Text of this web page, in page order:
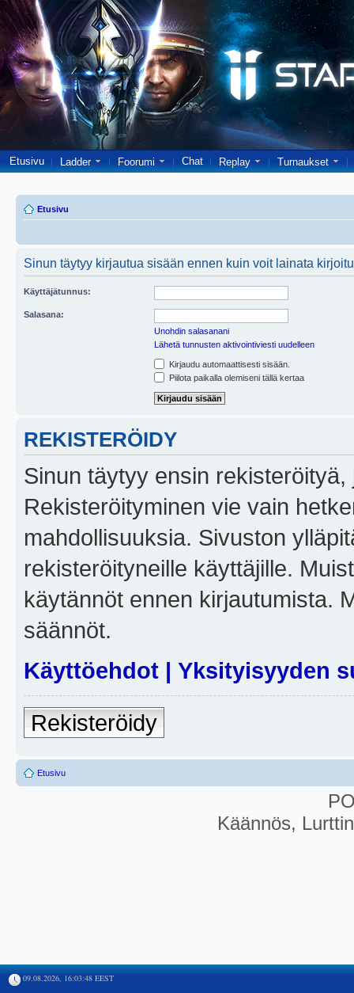
Etusivu Ladder Foorumi Chat Replay Turnaukset
Etusivu
Sinun täytyy kirjautua sisään ennen kuin voit lainata
Käyttäjätunnus:
Salasana:
Unohdin salasanani
Lähetä tunnusten aktivointiviesti uudelleen
Kirjaudu automaattisesti sisään.
Piilota paikalla olemiseni tällä kertaa
REKISTERÖIDY
Sinun täytyy ensin
Rekisteröityminen vie vain
mahdollisuuksia. Sivuston
rekisteröityneille käyttäjille.
käytännöt ennen kirjautumista.
säännöt.
Käyttöehdot | Yksityisyyden
Rekisteröidy
Etusivu
Käännös,
09.08.2026, 16:03:48 EEST